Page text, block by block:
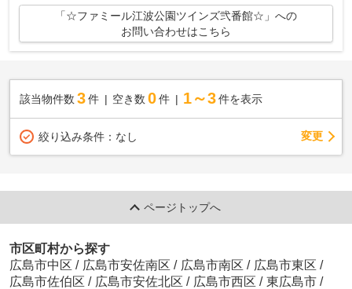
「☆ファミール江波公園ツインズ弐番館☆」への
お問い合わせはこちら
該当物件数 3件 空き数 0 件 1～3 件を表示
絞り込み条件： なし 変更
ページトップへ
市区町村から探す
広島市中区 / 広島市安佐南区 / 広島市南区 / 広島市東区 /
広島市佐伯区 / 広島市安佐北区 / 広島市西区 / 東広島市 /